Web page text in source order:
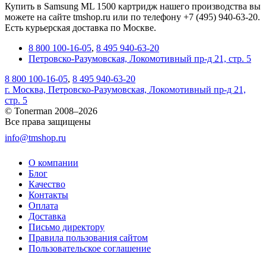
Купить в Samsung ML 1500 картридж нашего производства вы
можете на сайте tmshop.ru или по телефону +7 (495) 940-63-20.
Есть курьерская доставка по Москве.
8 800 100-16-05, 8 495 940-63-20
Петровско-Разумовская, Локомотивный пр-д 21, стр. 5
8 800 100-16-05, 8 495 940-63-20
г. Москва, Петровско-Разумовская, Локомотивный пр-д 21,
стр. 5
© Tonerman 2008–2026
Все права защищены
info@tmshop.ru
О компании
Блог
Качество
Контакты
Оплата
Доставка
Письмо директору
Правила пользования сайтом
Пользовательское соглашение